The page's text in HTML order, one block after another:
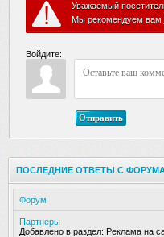
Уважаемый
Мы рекомендуем вам
Войдите:
Отправить
ПОСЛЕДНИЕ ОТВЕТЫ С
Форум
Партнеры
Добавлено в раздел: Реклама на